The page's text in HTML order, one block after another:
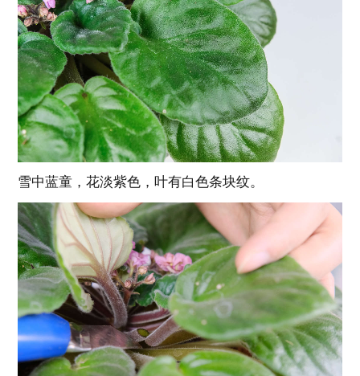
雪中蓝童，花淡紫色，叶有白色条块纹。